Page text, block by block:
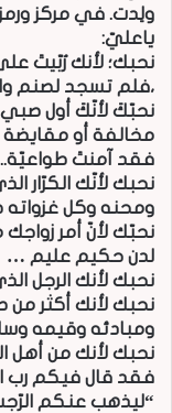
ولِدت. في مركز ورمز
ياعليّ:
نحبك؛ لأنك رُبّيتَ
،فلم تسجد لصنم
نحبّكَ لأنّكَ أول صبي
مخالفة أو مقايضة
فقد آمنتَ طواعيّة..
نحبك لأنّك الكرّار
ومحنه وكل غزواته
نحبّك لأنّ أمر
لدن حكيم عليم …
نحبك لأنك الرجل
نحبك لأنك أكثر
ومبادئه وقيمه
نحبك لأنك من أهل
فقد قال فيكم رب
“ليذهب عنكم